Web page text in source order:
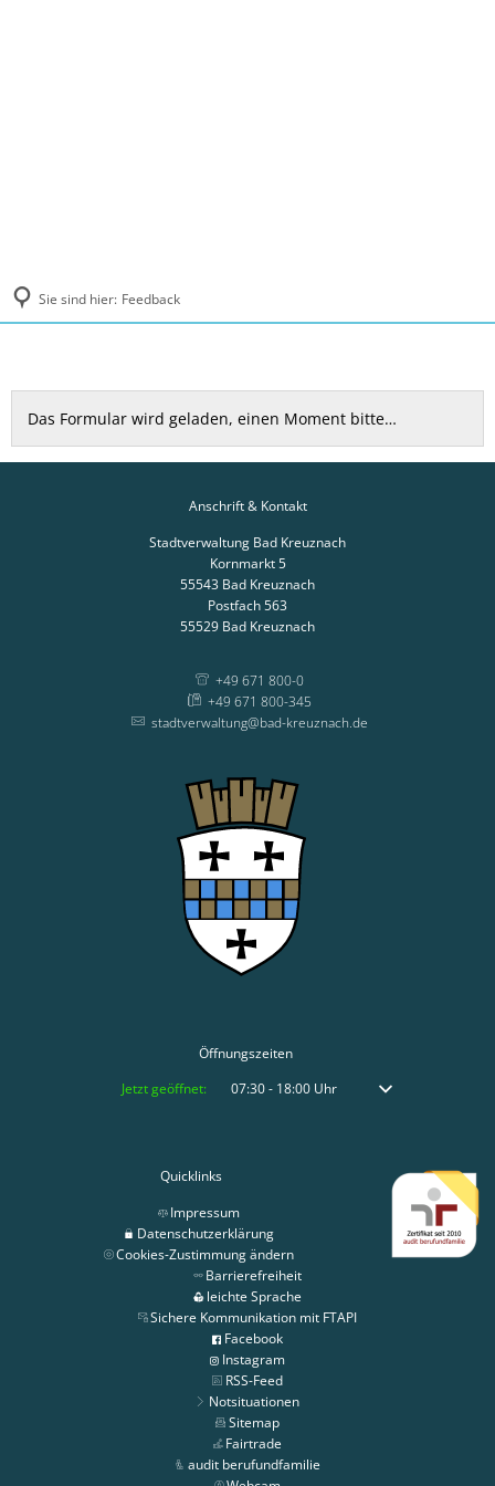
Sie sind hier: Feedback
Feedback
Das Formular wird geladen, einen Moment bitte…
Anschrift & Kontakt
Stadtverwaltung Bad Kreuznach
Kornmarkt 5
55543 Bad Kreuznach
Postfach 563
55529 Bad Kreuznach
+49 671 800-0
+49 671 800-345
stadtverwaltung@bad-kreuznach.de
Öffnungszeiten
Klicken, um weitere Öffnungs- oder Schließzeiten auszublenden
Jetzt geöffnet: 07:30- 18:00Uhr Von 07:30 bis 18:00
Quicklinks
Impressum
Datenschutzerklärung
Cookies-Zustimmung ändern
Barrierefreiheit
leichte Sprache
Sichere Kommunikation mit FTAPI
Facebook
Instagram
RSS-Feed
Notsituationen
Sitemap
Fairtrade
audit berufundfamilie